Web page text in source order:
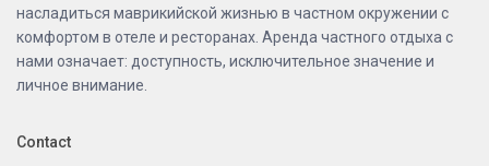
насладиться маврикийской жизнью в частном окружении с
комфортом в отеле и ресторанах. Аренда частного отдыха с
нами означает: доступность, исключительное значение и
личное внимание.
Contact